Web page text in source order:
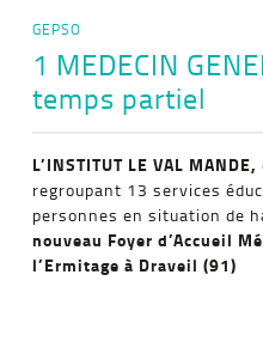
GEPSO
1 MEDECIN
temps partiel
L’INSTITUT LE VAL MANDE,
regroupant 13 services
personnes en situation de
nouveau Foyer d’Accueil
l’Ermitage à Draveil (91)